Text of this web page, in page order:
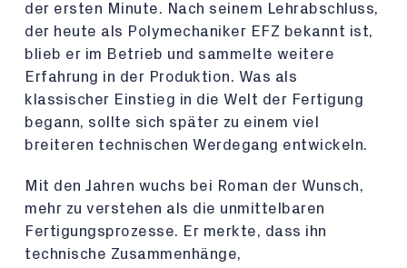
der ersten Minute. Nach seinem Lehrabschluss,
der heute als Polymechaniker EFZ bekannt ist,
blieb er im Betrieb und sammelte weitere
Erfahrung in der Produktion. Was als
klassischer Einstieg in die Welt der Fertigung
begann, sollte sich später zu einem viel
breiteren technischen Werdegang entwickeln.
Mit den Jahren wuchs bei Roman der Wunsch,
mehr zu verstehen als die unmittelbaren
Fertigungsprozesse. Er merkte, dass ihn
technische Zusammenhänge,